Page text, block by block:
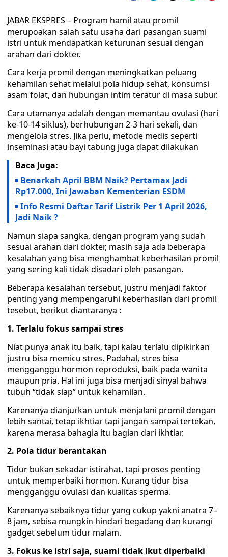
JABAR EKSPRES – Program hamil atau promil
merupoakan salah satu usaha dari pasangan suami
istri untuk mendapatkan keturunan sesuai dengan
arahan dari dokter.
Cara kerja promil dengan meningkatkan peluang
kehamilan sehat melalui pola hidup sehat, konsumsi
asam folat, dan hubungan intim teratur di masa subur.
Cara utamanya adalah dengan memantau ovulasi (hari
ke-10-14 siklus), berhubungan 2-3 hari sekali, dan
mengelola stres. Jika perlu, metode medis seperti
inseminasi atau bayi tabung juga dapat dilakukan
Baca Juga:
Benarkah April BBM Naik? Pertamax Jadi
Rp17.000, Ini Jawaban Kementerian ESDM
Info Resmi Daftar Tarif Listrik Per 1 April 2026,
Jadi Naik ?
Namun siapa sangka, dengan program yang sudah
sesuai arahan dari dokter, masih saja ada beberapa
kesalahan yang bisa menghambat keberhasilan promil
yang sering kali tidak disadari oleh pasangan.
Beberapa kesalahan tersebut, justru menjadi faktor
penting yang mempengaruhi keberhasilan dari promil
tesebut, berikut diantaranya :
1. Terlalu fokus sampai stres
Niat punya anak itu baik, tapi kalau terlalu dipikirkan
justru bisa memicu stres. Padahal, stres bisa
mengganggu hormon reproduksi, baik pada wanita
maupun pria. Hal ini juga bisa menjadi sinyal bahwa
tubuh “tidak siap” untuk kehamilan.
Karenanya dianjurkan untuk menjalani promil dengan
lebih santai, tetap ikhtiar tapi jangan sampai tertekan,
karena merasa bahagia itu bagian dari ikhtiar.
2. Pola tidur berantakan
Tidur bukan sekadar istirahat, tapi proses penting
untuk memperbaiki hormon. Kurang tidur bisa
mengganggu ovulasi dan kualitas sperma.
Karenanya sebaiknya tidur yang cukup yakni anatra 7–
8 jam, sebisa mungkin hindari begadang dan kurangi
gadget sebelum tidur malam.
3. Fokus ke istri saja, suami tidak ikut diperbaiki